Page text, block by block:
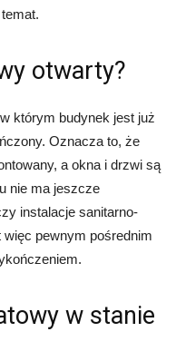
otwarty?
którym budynek jest już
Oznacza to, że
a okna i drzwi są
nie ma jeszcze
instalacje sanitarno-
pewnym pośrednim
w stanie